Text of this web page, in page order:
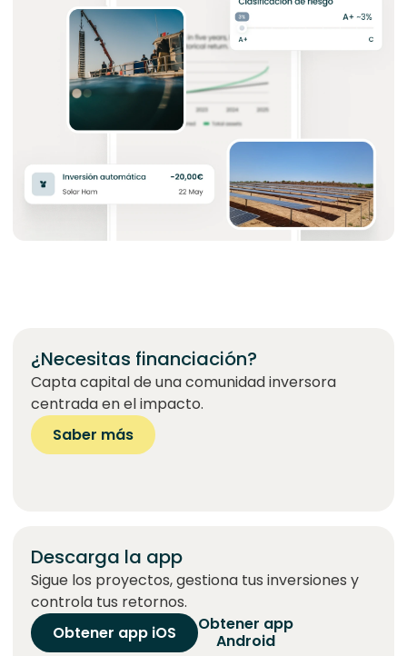
¿Necesitas financiación?
Capta capital de una comunidad inversora
centrada en el impacto.
Saber más
Descarga la app
Sigue los proyectos, gestiona tus inversiones y
controla tus retornos.
Obtener app iOS
Obtener app
Android